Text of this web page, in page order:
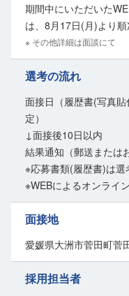
期間中にいただいた
は、8月17日(月)より順
※ その他詳細は面談にて
選考の流れ
面接日（履歴書(写真
定）
↓面接後10日以内
結果通知（郵送または
※応募書類(履歴書)は選
※WEBによるオンライ
面接地
愛媛県大洲市菅田町菅
採用担当者